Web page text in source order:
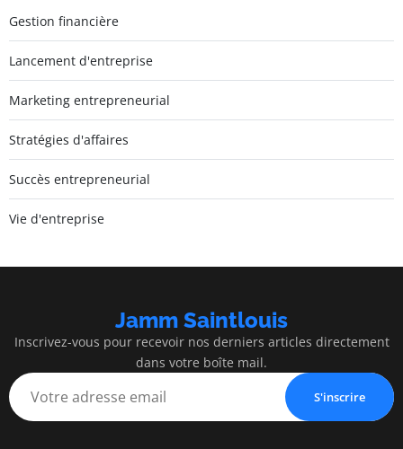
Gestion financière
Lancement d'entreprise
Marketing entrepreneurial
Stratégies d'affaires
Succès entrepreneurial
Vie d'entreprise
Jamm Saintlouis
Inscrivez-vous pour recevoir nos derniers articles directement
dans votre boîte mail.
S'inscrire